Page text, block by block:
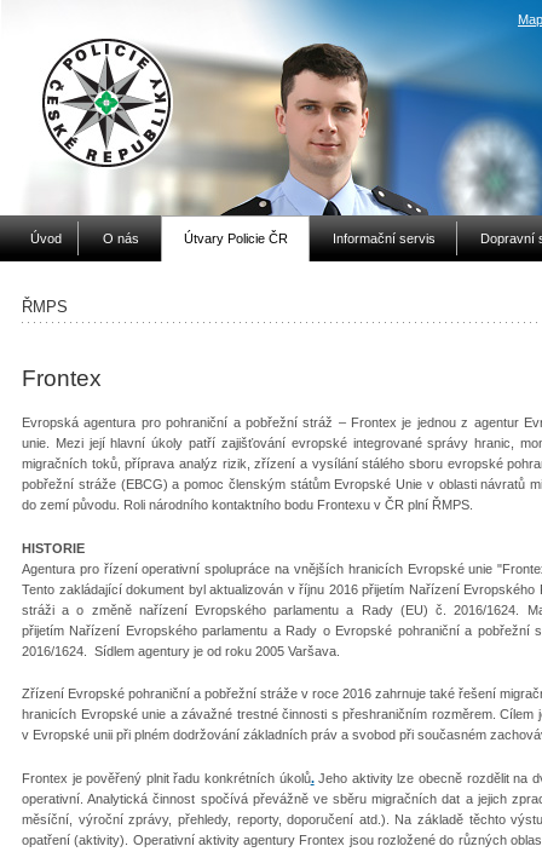
Úvod O nás Útvary Policie ČR Informační servis Dopravní
ŘMPS
Frontex
Evropská agentura pro pohraniční a pobřežní stráž – Frontex je jednou z agentur
unie. Mezi její hlavní úkoly patří zajišťování evropské integrované správy hranic,
migračních toků, příprava analýz rizik, zřízení a vysílání stálého sboru evropské
pobřežní stráže (EBCG) a pomoc členským státům Evropské Unie v oblasti návratů
do zemí původu. Roli národního kontaktního bodu Frontexu v ČR plní ŘMPS.
HISTORIE
Agentura pro řízení operativní spolupráce na vnějších hranicích Evropské unie
Tento zakládající dokument byl aktualizován v říjnu 2016 přijetím Nařízení
stráži a o změně nařízení Evropského parlamentu a Rady (EU) č. 2016/1624.
přijetím Nařízení Evropského parlamentu a Rady o Evropské pohraniční a
2016/1624. Sídlem agentury je od roku 2005 Varšava.
Zřízení Evropské pohraniční a pobřežní stráže v roce 2016 zahrnuje také řešení
hranicích Evropské unie a závažné trestné činnosti s přeshraničním rozměrem.
v Evropské unii při plném dodržování základních práv a svobod při současném
Frontex je pověřený plnit řadu konkrétních úkolů.Jeho aktivity lze obecně rozdělit na
operativní. Analytická činnost spočívá převážně ve sběru migračních dat a jejich
měsíční, výroční zprávy, přehledy, reporty, doporučení atd.). Na základě těchto
opatření (aktivity). Operativní aktivity agentury Frontex jsou rozložené do různých